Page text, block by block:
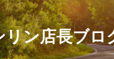
リン店長ブロ